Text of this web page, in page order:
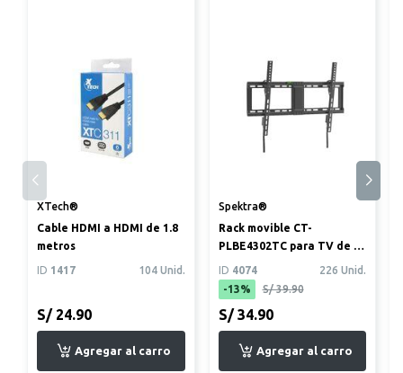
XTech®
Cable HDMI a HDMI de 1.8
metros
ID 1417 104 Unid.
S/ 24.90
Spektra®
Rack movible CT-
PLBE4302TC para TV de 32
a 80 pulgadas
ID 4074
226 Unid.
-13%
S/ 39.90
S/ 34.90